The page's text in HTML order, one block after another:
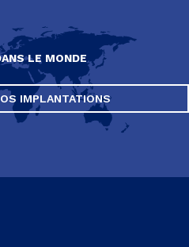
LE MONDE
IMPLANTATIONS